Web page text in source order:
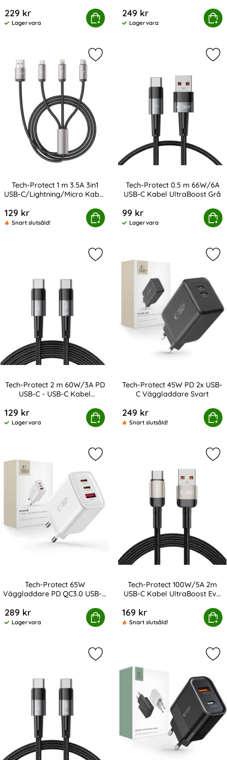
229 kr
Tillgänglighet:
Lagervara
Köp
5 Kabel USB-C 240W 8K / 60Hz PD Svart
249 kr
Tillgänglighet:
Lagervara
Köp
2m Thunderbolt 5 Kabel USB-C
Tech-Protect 1 m 3.5A 3in1
USB-C/Lightning/Micro Kabel
129 kr
Snart slutsåld!
Köp
1 m 3.5A 3in1 USB-C/Lightning/Micro Kabel
Markera tech-Protect 1 m 3.5A
Tech-Protect 0.5 m 66W/6A
USB-C Kabel UltraBoost Grå
99 kr
Tillgänglighet:
Lagervara
Köp
Tech-Protect 0.5 m 66W/6A
Tech-Protect 2 m 60W/3A PD
USB-C - USB-C Kabel
129 kr
Tillgänglighet:
Lagervara
Köp
2 m 60W/3A PD USB-C - USB-C Kabel UltraBoost Grå
Markera tech-Protect 2 m 60W/3A
Tech-Protect 45W PD 2x USB-
C Väggladdare Svart
249 kr
Snart slutsåld!
Köp
Tech-Protect 45W PD 2x
Tech-Protect 65W
Väggladdare PD QC3.0 USB-C
289 kr
Tillgänglighet:
Lagervara
Köp
65W Väggladdare PD QC3.0 USB-C / USB-A Vit
Markera tech-Protect 65W
Tech-Protect 100W/5A 2m
USB-C Kabel UltraBoost Evo
169 kr
Snart slutsåld!
Köp
Tech-Protect 100W/5A 2m USB-C
Markera tech-Protect 1 m 60W/3A